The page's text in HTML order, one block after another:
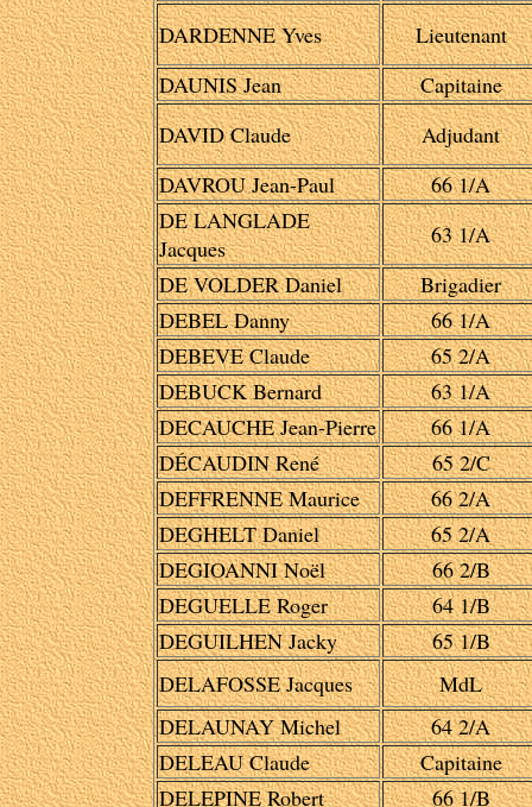
DARDENNE Yves
Lieutenant
DAUNIS Jean
Capitaine
DAVID Claude
Adjudant
DAVROU Jean-Paul
66 1/A
DE LANGLADE
Jacques
63 1/A
DE VOLDER Daniel
Brigadier
DEBEL Danny
66 1/A
DEBEVE Claude
65 2/A
DEBUCK Bernard
63 1/A
DECAUCHE Jean-Pierre
66 1/A
DÉCAUDIN René
65 2/C
DEFFRENNE Maurice
66 2/A
DEGHELT Daniel
65 2/A
DEGIOANNI Noël
66 2/B
DEGUELLE Roger
64 1/B
DEGUILHEN Jacky
65 1/B
DELAFOSSE Jacques
MdL
DELAUNAY Michel
64 2/A
DELEAU Claude
Capitaine
DELEPINE Robert
66 1/B